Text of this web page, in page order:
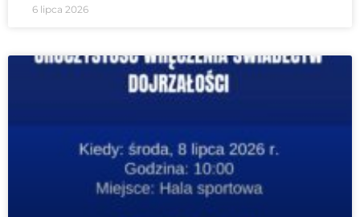
6 lipca 2026